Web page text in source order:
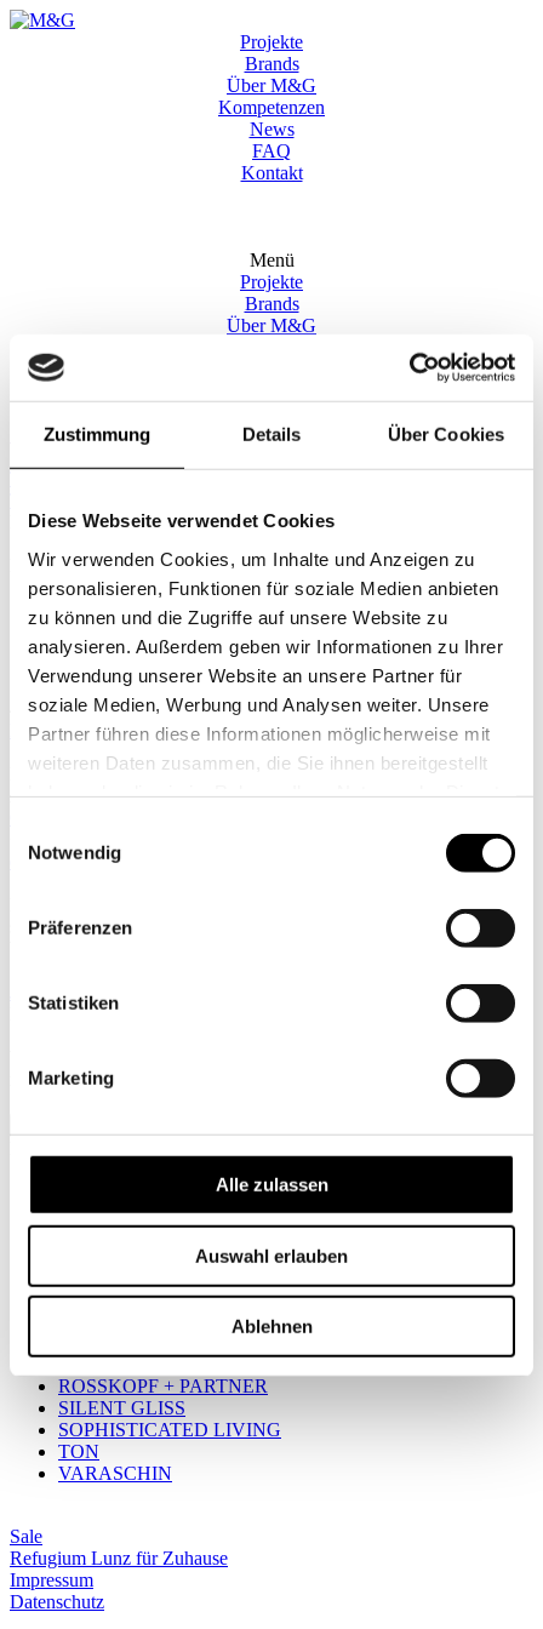
Zustimmung Details Über Cookies
Diese Webseite verwendet Cookies
Wir verwenden Cookies, um Inhalte und Anzeigen zu
personalisieren, Funktionen für soziale Medien anbieten
zu können und die Zugriffe auf unsere Website zu
analysieren. Außerdem geben wir Informationen zu Ihrer
Verwendung unserer Website an unsere Partner für
soziale Medien, Werbung und Analysen weiter. Unsere
Partner führen diese Informationen möglicherweise mit
weiteren Daten zusammen, die Sie ihnen bereitgestellt
Notwendig
Präferenzen
Statistiken
Marketing
Alle zulassen
Auswahl erlauben
Ablehnen
Projekte
Brands
Über M&G
Kompetenzen
News
FAQ
Kontakt
Menü
Projekte
Brands
Über M&G
DE
EN
404 – Keine Ergebnisse gefunden
Kontakt
M&G Innenarchitektur und Bauplanung
Abelegasse 10, 1160 Wien
office@mayr-glatzl.at
sind bei uns jederzeit möglich.
Jobs
Newsletter
Wenn Sie gerne zu unseren Veranstaltungen eingeladen werden
möchten, tragen Sie sich bitte in unseren Mailverteiler ein.
AUDO COPENHAGEN
CIELO
MINIFORMS
POLTRONA FRAU
ROSSKOPF + PARTNER
SILENT GLISS
SOPHISTICATED LIVING
TON
VARASCHIN
Sale
Refugium Lunz für Zuhause
Impressum
Datenschutz